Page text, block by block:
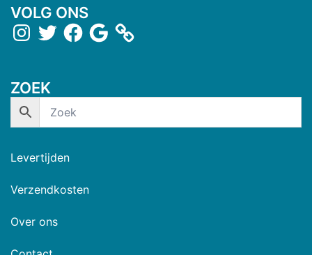
VOLG ONS
ZOEK
Levertijden
Verzendkosten
Over ons